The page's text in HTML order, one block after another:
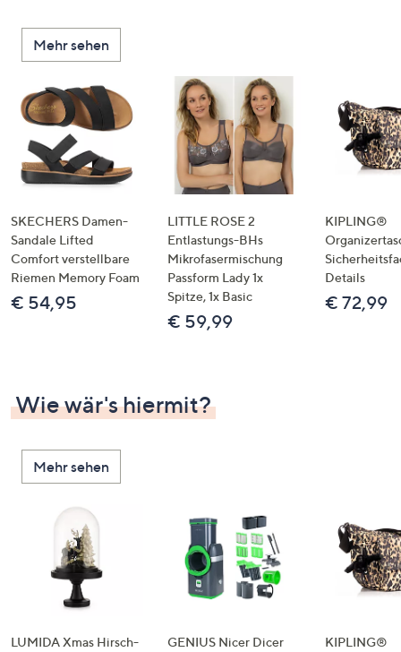
Mehr sehen
SKECHERS Damen-
Sandale Lifted
Comfort verstellbare
Riemen Memory Foam
€ 54,95
LITTLE ROSE 2
Entlastungs-BHs
Mikrofasermischung
Passform Lady 1x
Spitze, 1x Basic
€ 59,99
KIPLING®
Details
€ 72,99
Wie wär's hiermit?
Mehr sehen
LUMIDA Xmas Hirsch- GENIUS Nicer Dicer KIPLING®